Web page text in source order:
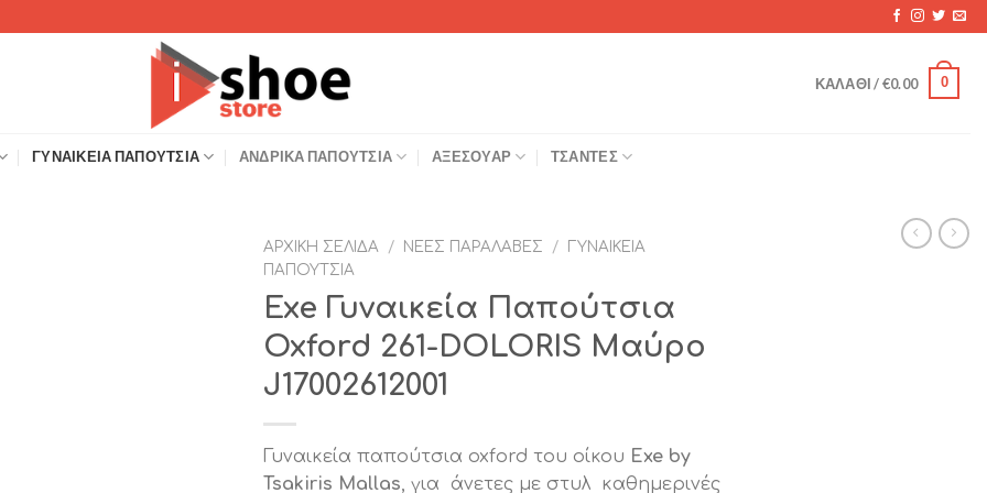
ΚΑΛΆΘΙ /€0.00 0
ΓΥΝΑΙΚΕΊΑ ΠΑΠΟΎΤΣΙΑ ΑΝΔΡΙΚΆ ΠΑΠΟΎΤΣΙΑ ΑΞΕΣΟΥΆΡ ΤΣΆΝΤΕΣ
ΑΡΧΙΚΉ ΣΕΛΊΔΑ / ΝΈΕΣ ΠΑΡΑΛΑΒΈΣ /
ΓΥΝΑΙΚΕΊΑ
ΠΑΠΟΎΤΣΙΑ
Exe Γυναικεία Παπούτσια
Oxford 261-DOLORIS Μαύρο
J17002612001
Γυναικεία παπούτσια oxford του οίκου Exe by
Tsakiris Mallas, για άνετες με στυλ καθημερινές